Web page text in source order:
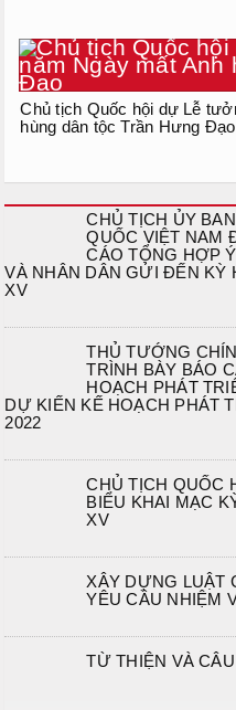
Chủ tịch Quốc hội dự Lễ
hùng dân tộc Trần Hưng Đạo
CHỦ TỊCH ỦY
QUỐC VIỆT NAM
CÁO TỔNG HỢP
VÀ NHÂN DÂN GỬI ĐẾN KỲ
XV
THỦ TƯỚNG
TRÌNH BÀY BÁO
HOẠCH PHÁT
DỰ KIẾN KẾ HOẠCH PHÁT
2022
CHỦ TỊCH QUỐC
BIỂU KHAI MẠC
XV
XÂY DỰNG LUẬT
YÊU CẦU NHIỆM
TỪ THIỆN VÀ